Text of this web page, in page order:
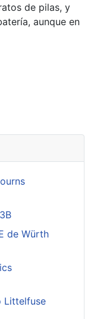
de pilas, y
aunque en
de Würth
Littelfuse